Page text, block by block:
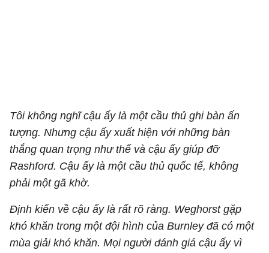
Tôi không nghĩ cậu ấy là một cầu thủ ghi bàn ấn
tượng. Nhưng cậu ấy xuất hiện với những bàn
thắng quan trọng như thế và cậu ấy giúp đỡ
Rashford. Cậu ấy là một cầu thủ quốc tế, không
phải một gã khờ.
Định kiến về cậu ấy là rất rõ ràng. Weghorst gặp
khó khăn trong một đội hình của Burnley đã có một
mùa giải khó khăn. Mọi người đánh giá cậu ấy vì